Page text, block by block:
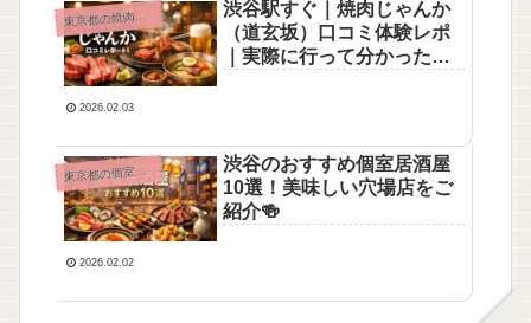
東
京都の焼肉レポ
渋谷駅すぐ｜焼肉じゃんか
（道玄坂）口コミ体験レポ
｜実際に行って分かったリ
2026.02.03
東
京都の個室居酒屋
渋谷のおすすめ個室居酒屋
10選！美味しい穴場店をご
紹介🍻
2026.02.02